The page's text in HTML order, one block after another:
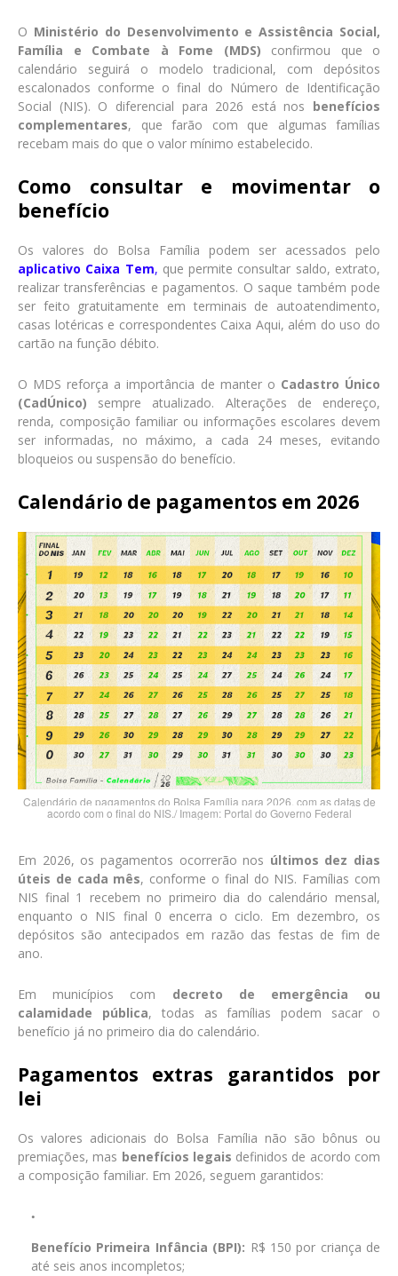
O Ministério do Desenvolvimento e Assistência Social,
Família e Combate à Fome (MDS) confirmou que o
calendário seguirá o modelo tradicional, com depósitos
escalonados conforme o final do Número de Identificação
Social (NIS). O diferencial para 2026 está nos benefícios
complementares, que farão com que algumas famílias
recebam mais do que o valor mínimo estabelecido.
Como consultar e movimentar o
benefício
Os valores do Bolsa Família podem ser acessados pelo
aplicativo Caixa Tem, que permite consultar saldo, extrato,
realizar transferências e pagamentos. O saque também pode
ser feito gratuitamente em terminais de autoatendimento,
casas lotéricas e correspondentes Caixa Aqui, além do uso do
cartão na função débito.
O MDS reforça a importância de manter o Cadastro Único
(CadÚnico) sempre atualizado. Alterações de endereço,
renda, composição familiar ou informações escolares devem
ser informadas, no máximo, a cada 24 meses, evitando
bloqueios ou suspensão do benefício.
Calendário de pagamentos em 2026
Calendário de pagamentos do Bolsa Família para 2026, com as datas de
acordo com o final do NIS./ Imagem: Portal do Governo Federal
Em 2026, os pagamentos ocorrerão nos últimos dez dias
úteis de cada mês, conforme o final do NIS. Famílias com
NIS final 1 recebem no primeiro dia do calendário mensal,
enquanto o NIS final 0 encerra o ciclo. Em dezembro, os
depósitos são antecipados em razão das festas de fim de
ano.
Em municípios com decreto de emergência ou
calamidade pública, todas as famílias podem sacar o
benefício já no primeiro dia do calendário.
Pagamentos extras garantidos por
lei
Os valores adicionais do Bolsa Família não são bônus ou
premiações, mas benefícios legais definidos de acordo com
a composição familiar. Em 2026, seguem garantidos:
Benefício Primeira Infância (BPI): R$ 150 por criança de
até seis anos incompletos;